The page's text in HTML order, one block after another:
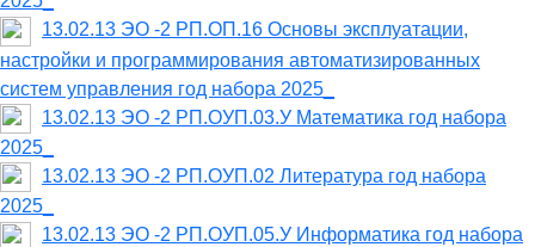
13.02.13 ЭО -2 РП.ОП.16 Основы эксплуатации,
настройки и программирования автоматизированных
систем управления год набора 2025_
13.02.13 ЭО -2 РП.ОУП.03.У Математика год набора
2025_
13.02.13 ЭО -2 РП.ОУП.02 Литература год набора
2025_
13.02.13 ЭО -2 РП.ОУП.05.У Информатика год набора